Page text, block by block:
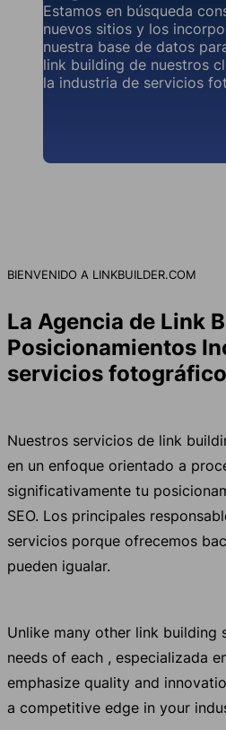
Estamos en búsqueda
nuevos sitios y los
nuestra base de datos
link building de nuestros
la industria de servicios
BIENVENIDO A LINKBUILDER.COM
La Agencia de Link
Posicionamientos
servicios
Nuestros servicios de link
en un enfoque orientado a
significativamente tu
SEO. Los principales
servicios porque ofrecemos
pueden igualar.
Unlike many other link building
needs of each , especializada
emphasize quality and
a competitive edge in your